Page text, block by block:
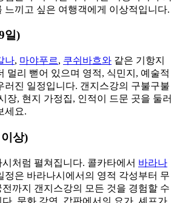
느끼고 싶은 여행객에게 이상적입니다.
일)
나, 마야푸르, 쿠쉬바흐와 같은 기항지
멀리 뻗어 있으며 영적, 식민지, 예술적
러진 일정입니다. 갠지스강의 구불구불
장, 현지 가정집, 인적이 드문 곳을 둘러
세요.
상)
처럼 펼쳐집니다. 콜카타에서 바라나
정은 바라나시에서의 영적 각성부터 무
까지 갠지스강의 모든 것을 경험할 수
. 문화 강연, 갑판에서의 요가, 셰프가